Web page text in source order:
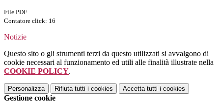
File PDF
Contatore click: 16
Notizie
Questo sito o gli strumenti terzi da questo utilizzati si avvalgono di
cookie necessari al funzionamento ed utili alle finalità illustrate nella
COOKIE POLICY.
Personalizza Rifiuta tutti i cookies Accetta tutti i cookies
Gestione cookie